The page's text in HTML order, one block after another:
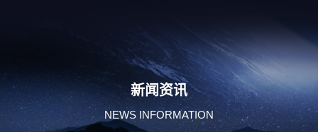
新闻资讯
NEWS INFORMATION